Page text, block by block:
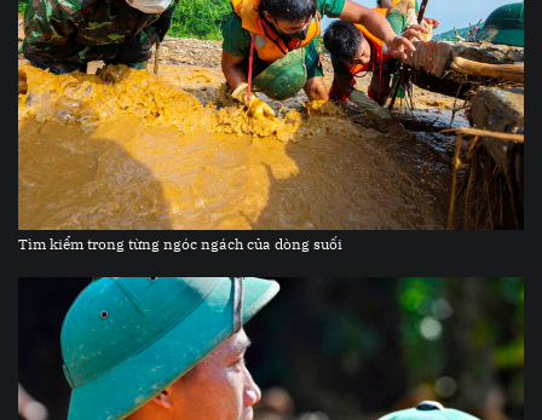
Tìm kiểm trong từng ngóc ngách của dòng suối